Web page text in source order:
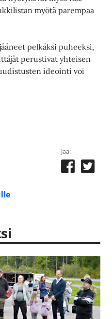
myötä parempaa
pelkäksi puheeksi,
perustivat yhteisen
ideointi voi
Jaa: